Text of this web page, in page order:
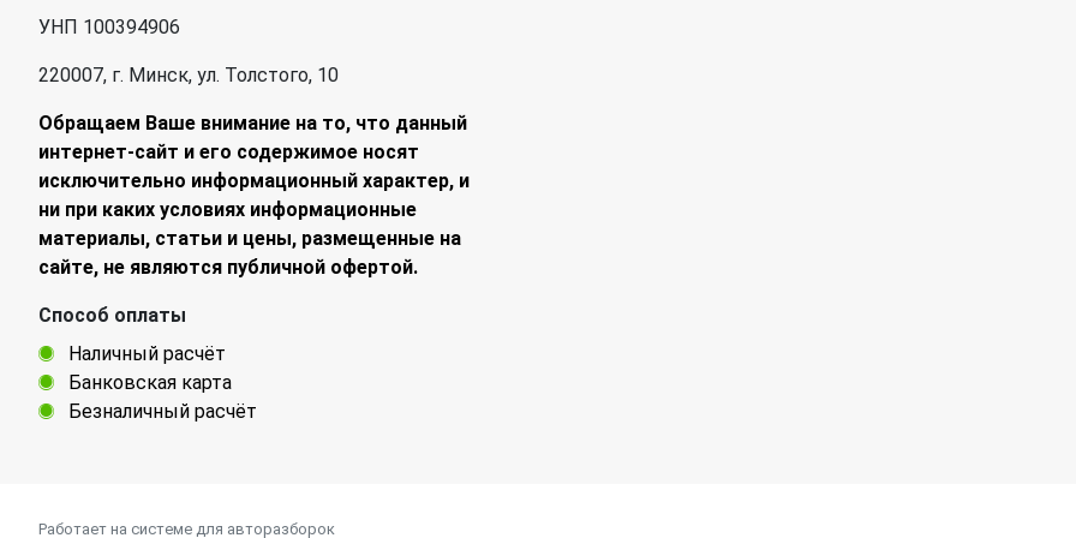
УНП 100394906
220007, г. Минск, ул. Толстого, 10
Обращаем Ваше внимание на то, что данный
интернет-сайт и его содержимое носят
исключительно информационный характер, и
ни при каких условиях информационные
материалы, статьи и цены, размещенные на
сайте, не являются публичной офертой.
Способ оплаты
Наличный расчёт
Банковская карта
Безналичный расчёт
Работает на системе для авторазборок